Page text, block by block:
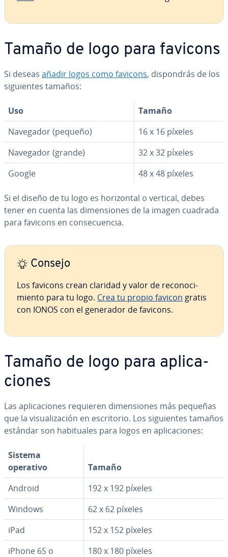
Tamaño de logo para favicons
Si deseas añadir logos como favicons, di­s­po­n­drás de los
si­guie­n­tes tamaños:
Uso
Tamaño
Navegador (pequeño)
16 x 16 píxeles
Navegador (grande)
32 x 32 píxeles
Google
48 x 48 píxeles
Si el diseño de tu logo es ho­ri­zo­n­tal o vertical, debes
tener en cuenta las di­me­n­sio­nes de la imagen cuadrada
para favicons en co­n­se­cue­n­cia.
Consejo
Los favicons crean claridad y valor de re­co­no­ci­
mie­n­to para tu logo. Crea tu propio favicon gratis
con IONOS con el generador de favicons.
Tamaño de logo para apli­ca­
cio­nes
Las apli­ca­cio­nes requieren di­me­n­sio­nes más pequeñas
que la vi­sua­li­za­ción en es­cri­to­rio. Los si­guie­n­tes tamaños
estándar son ha­bi­tua­les para logos en apli­ca­cio­nes:
Sistema
operativo
Tamaño
Android
192 x 192 píxeles
Windows
62 x 62 píxeles
iPad
152 x 152 píxeles
iPhone 6S o
180 x 180 píxeles